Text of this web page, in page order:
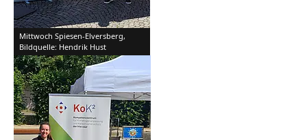
Mittwoch Spiesen-Elversberg,
Bildquelle: Hendrik Hust